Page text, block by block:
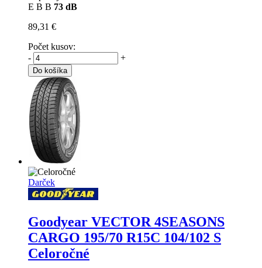
E B B 73 dB
89,31 €
Počet kusov:
-
+
Do košíka
Darček
Goodyear VECTOR 4SEASONS
CARGO 195/70 R15C 104/102 S
Celoročné